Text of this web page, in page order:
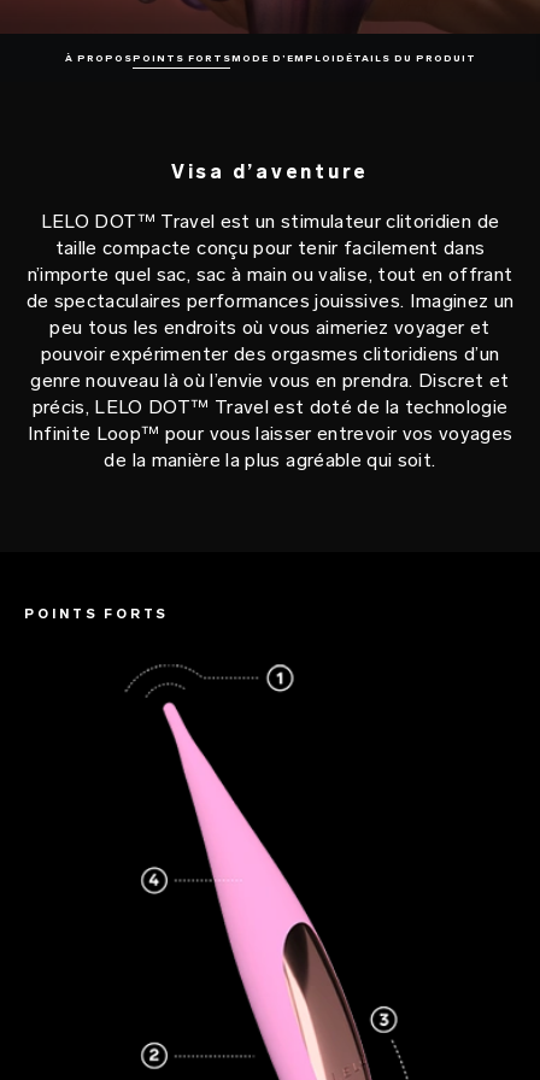
À PROPOSPOINTS FORTSMODE D’EMPLOI DÉTAILS DU PRODUIT
Visa d’aventure
LELO DOT™ Travel est un stimulateur clitoridien de
taille compacte conçu pour tenir facilement dans
n’importe quel sac, sac à main ou valise, tout en offrant
de spectaculaires performances jouissives. Imaginez un
peu tous les endroits où vous aimeriez voyager et
pouvoir expérimenter des orgasmes clitoridiens d’un
genre nouveau là où l’envie vous en prendra. Discret et
précis, LELO DOT™ Travel est doté de la technologie
Infinite Loop™ pour vous laisser entrevoir vos voyages
de la manière la plus agréable qui soit.
POINTS FORTS